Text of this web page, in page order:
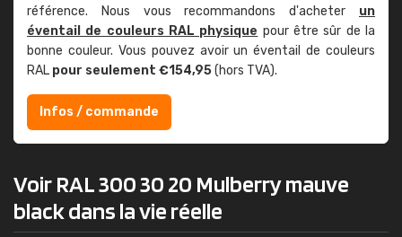
référence. Nous vous recommandons d'acheter un
éventail de couleurs RAL physique pour être sûr de la
bonne couleur. Vous pouvez avoir un éventail de couleurs
RAL pour seulement €154,95(hors TVA).
Infos / commande
Voir RAL 300 30 20 Mulberry mauve
black dans la vie réelle